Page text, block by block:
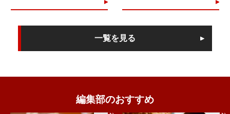
一覧を見る
編集部のおすすめ